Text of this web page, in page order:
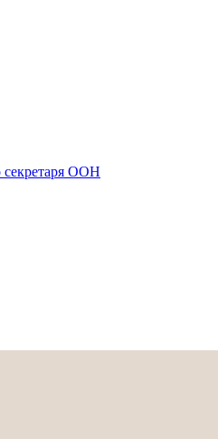
секретаря ООН